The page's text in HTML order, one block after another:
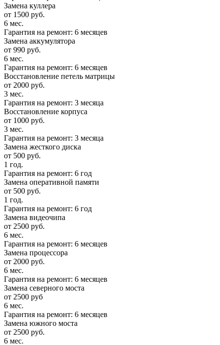
Замена куллера
от 1500 руб.
6 мес.
Гарантия на ремонт: 6 месяцев
Замена аккумулятора
от 990 руб.
6 мес.
Гарантия на ремонт: 6 месяцев
Восстановление петель матрицы
от 2000 руб.
3 мес.
Гарантия на ремонт: 3 месяца
Восстановление корпуса
от 1000 руб.
3 мес.
Гарантия на ремонт: 3 месяца
Замена жесткого диска
от 500 руб.
1 год.
Гарантия на ремонт: 6 год
Замена оперативной памяти
от 500 руб.
1 год.
Гарантия на ремонт: 6 год
Замена видеочипа
от 2500 руб.
6 мес.
Гарантия на ремонт: 6 месяцев
Замена процессора
от 2000 руб.
6 мес.
Гарантия на ремонт: 6 месяцев
Замена северного моста
от 2500 руб
6 мес.
Гарантия на ремонт: 6 месяцев
Замена южного моста
от 2500 руб.
6 мес.